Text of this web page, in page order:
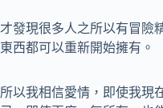
才發現很多人之所以有冒險
東西都可以重新開始擁有。
所以我相信愛情，即使我現